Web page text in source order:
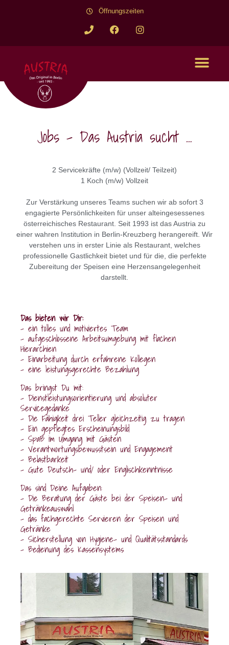
Öffnungszeiten
Jobs - Das Austria sucht …
2 Servicekräfte (m/w) (Vollzeit/ Teilzeit)
1 Koch (m/w) Vollzeit
Zur Verstärkung unseres Teams suchen wir ab sofort 3
engagierte Persönlichkeiten für unser alteingesessenes
österreichisches Restaurant. Seit 1993 ist das Austria zu
einer wahren Institution in Berlin-Kreuzberg herangereift. Wir
verstehen uns in erster Linie als Restaurant, welches
professionelle Gastlichkeit bietet und für die, die perfekte
Zubereitung der Speisen eine Herzensangelegenheit
darstellt.
Das bieten wir Dir:
– ein tolles und motiviertes Team
– aufgeschlossene Arbeitsumgebung mit flachen
Hierarchien
– Einarbeitung durch erfahrene Kollegen
– eine leistungsgerechte Bezahlung
Das bringst Du mit:
– Dienstleistungsorientierung und absoluter
Servicegedanke
– Die Fähigkeit drei Teller gleichzeitig zu tragen
– Ein gepflegtes Erscheinungsbild
– Spaß im Umgang mit Gästen
– Verantwortungsbewusstsein und Engagement
– Belastbarkeit
– Gute Deutsch- und/ oder Englischkenntnisse
Das sind Deine Aufgaben:
– Die Beratung der Gäste bei der Speisen- und
Getränkeauswahl
– das fachgerechte Servieren der Speisen und
Getränke
– Sicherstellung von Hygiene- und Qualitätsstandards
– Bedienung des Kassensystems